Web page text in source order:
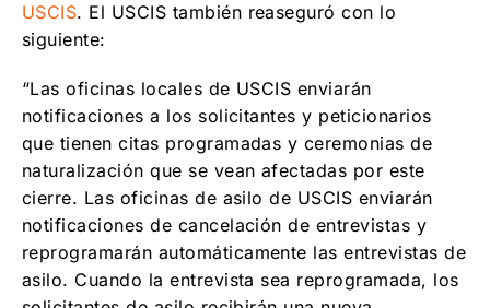
USCIS. El USCIS también reaseguró con lo
siguiente:
“Las oficinas locales de USCIS enviarán
notificaciones a los solicitantes y peticionarios
que tienen citas programadas y ceremonias de
naturalización que se vean afectadas por este
cierre. Las oficinas de asilo de USCIS enviarán
notificaciones de cancelación de entrevistas y
reprogramarán automáticamente las entrevistas de
asilo. Cuando la entrevista sea reprogramada, los